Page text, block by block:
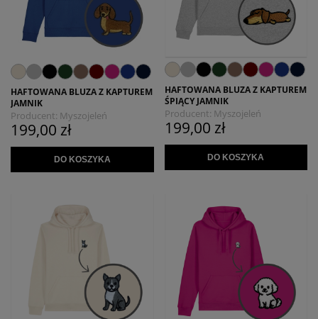
HAFTOWANA BLUZA Z KAPTUREM
JAMNIK
Producent: Myszojeleń
199,00 zł
DO KOSZYKA
HAFTOWANA BLUZA Z KAPTUREM
ŚPIĄCY JAMNIK
Producent: Myszojeleń
199,00 zł
DO KOSZYKA